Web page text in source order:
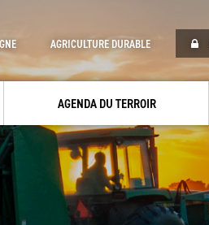
AGENDA DU TERROIR
AGRICULTURE DURABLE